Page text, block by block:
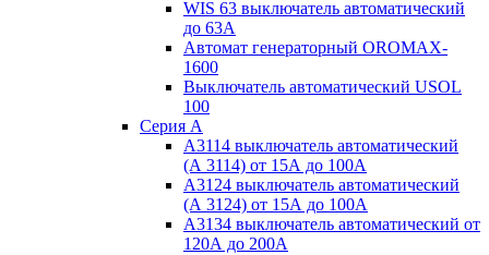
WIS 63 выключатель автоматический
до 63А
Автомат генераторный OROMAX-
1600
Выключатель автоматический USOL
100
Серия А
А3114 выключатель автоматический
(А 3114) от 15А до 100А
А3124 выключатель автоматический
(А 3124) от 15А до 100А
А3134 выключатель автоматический от
120А до 200А